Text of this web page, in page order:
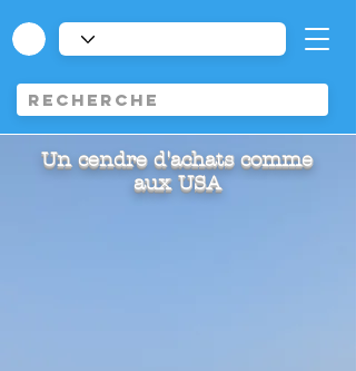
Un cendre d'achats comme
aux USA